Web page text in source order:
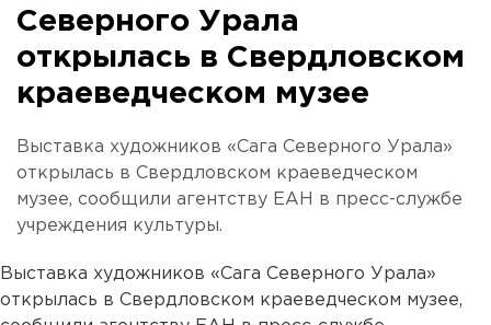
Северного Урала
открылась в Свердловском
краеведческом музее
Выставка художников «Сага Северного Урала»
открылась в Свердловском краеведческом
музее, сообщили агентству ЕАН в пресс-службе
учреждения культуры.
Выставка художников «Сага Северного Урала»
открылась в Свердловском краеведческом музее,